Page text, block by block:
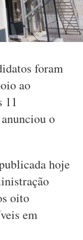
foram
ao
11
o
hoje
oito
em